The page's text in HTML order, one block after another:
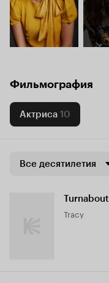
Фильмография
Актриса 10
Все десятилетия
Turnabout
Tracy